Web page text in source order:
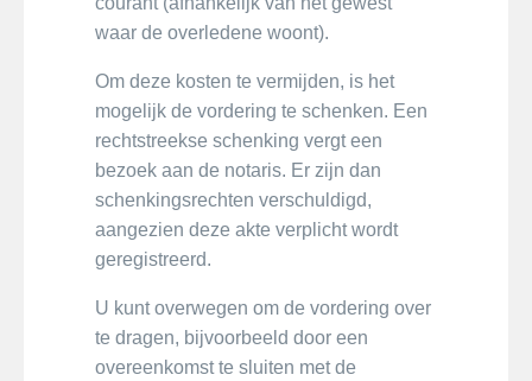
waar de overledene woont).
Om deze kosten te vermijden, is het
mogelijk de vordering te schenken. Een
rechtstreekse schenking vergt een
bezoek aan de notaris. Er zijn dan
schenkingsrechten verschuldigd,
aangezien deze akte verplicht wordt
geregistreerd.
U kunt overwegen om de vordering over
te dragen, bijvoorbeeld door een
overeenkomst te sluiten met de